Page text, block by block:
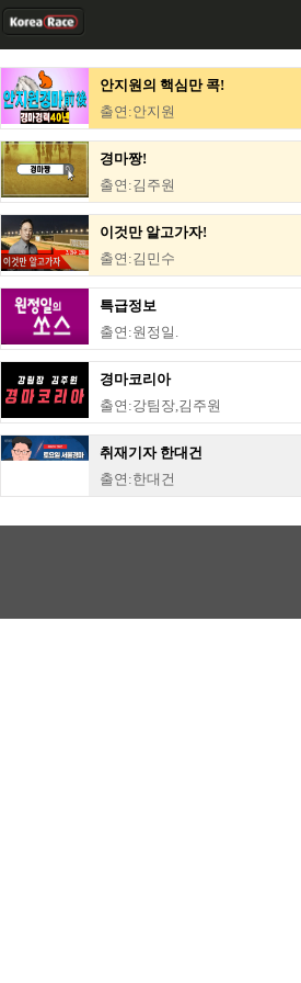
안지원의 핵심만 콕!
출연:안지원
경마짱!
출연:김주원
이것만 알고가자!
출연:김민수
특급정보
출연:원정일.
경마코리아
출연:강팀장,김주원
취재기자 한대건
출연:한대건